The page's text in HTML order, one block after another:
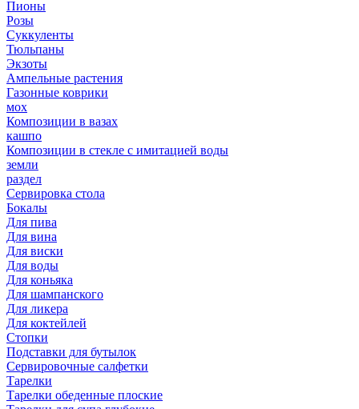
Пионы
Розы
Суккуленты
Тюльпаны
Экзоты
Ампельные растения
Газонные коврики
мох
Композиции в вазах
кашпо
Композиции в стекле с имитацией воды
земли
раздел
Сервировка стола
Бокалы
Для пива
Для вина
Для виски
Для воды
Для коньяка
Для шампанского
Для ликера
Для коктейлей
Стопки
Подставки для бутылок
Сервировочные салфетки
Тарелки
Тарелки обеденные плоские